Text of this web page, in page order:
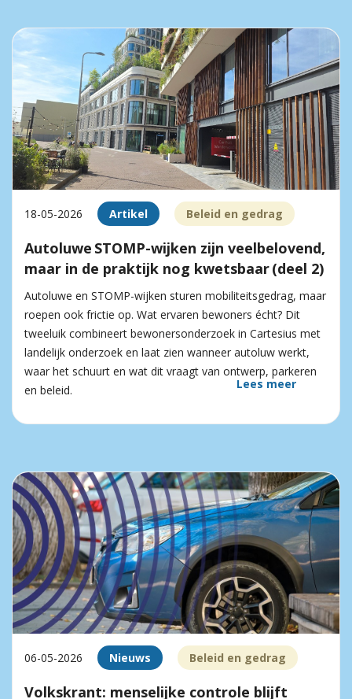
18-05-2026 Artikel Beleid en gedrag
Autoluwe STOMP-wijken zijn veelbelovend,
maar in de praktijk nog kwetsbaar (deel 2)
Autoluwe en STOMP-wijken sturen mobiliteitsgedrag, maar
roepen ook frictie op. Wat ervaren bewoners écht? Dit
tweeluik combineert bewonersonderzoek in Cartesius met
landelijk onderzoek en laat zien wanneer autoluw werkt,
waar het schuurt en wat dit vraagt van ontwerp, parkeren
en beleid.
Lees meer
06-05-2026 Nieuws Beleid en gedrag
Volkskrant: menselijke controle blijft